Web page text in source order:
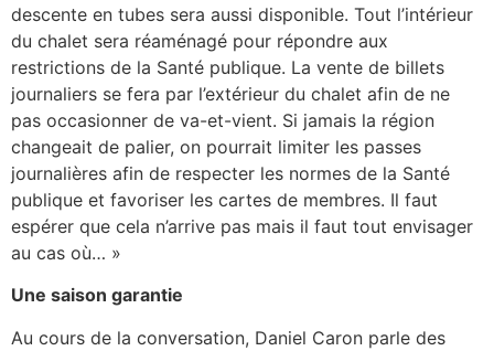
descente en tubes sera aussi disponible. Tout l’intérieur
du chalet sera réaménagé pour répondre aux
restrictions de la Santé publique. La vente de billets
journaliers se fera par l’extérieur du chalet afin de ne
pas occasionner de va-et-vient. Si jamais la région
changeait de palier, on pourrait limiter les passes
journalières afin de respecter les normes de la Santé
publique et favoriser les cartes de membres. Il faut
espérer que cela n’arrive pas mais il faut tout envisager
au cas où… »
Une saison garantie
Au cours de la conversation, Daniel Caron parle des